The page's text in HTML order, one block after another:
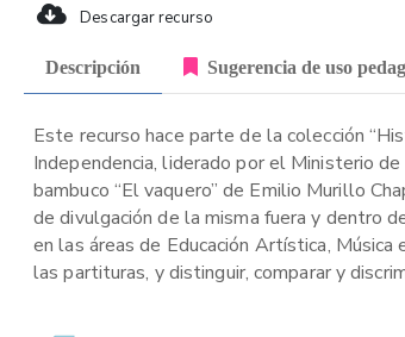
Descargar recurso
Descripción Sugerencia de uso
Este recurso hace parte de la colección
Independencia, liderado por el Ministerio
bambuco “El vaquero” de Emilio Murillo
de divulgación de la misma fuera y dentro
en las áreas de Educación Artística,
las partituras, y distinguir, comparar y